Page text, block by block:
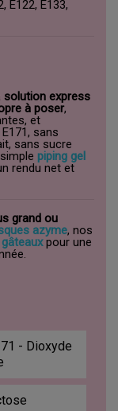
E122, E133,
solution express
à poser,
et
sans
sans sucre
piping gel
rendu net et
grand ou
azyme, nos
pour une
- Dioxyde